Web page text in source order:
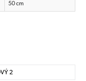
50 cm